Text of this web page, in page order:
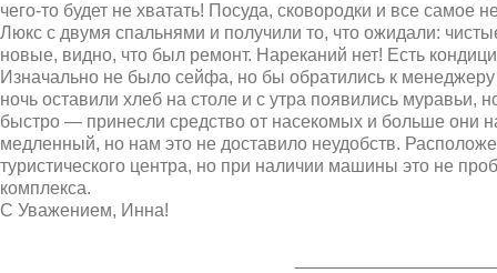
чего-то будет не хватать! Посуда, сковородки и все
Люкс с двумя спальнями и получили то, что ожидали:
новые, видно, что был ремонт. Нареканий нет! Есть
Изначально не было сейфа, но бы обратились к
ночь оставили хлеб на столе и с утра появились муравьи,
быстро — принесли средство от насекомых и больше они
медленный, но нам это не доставило неудобств.
туристического центра, но при наличии машины это не
комплекса.
С Уважением, Инна!